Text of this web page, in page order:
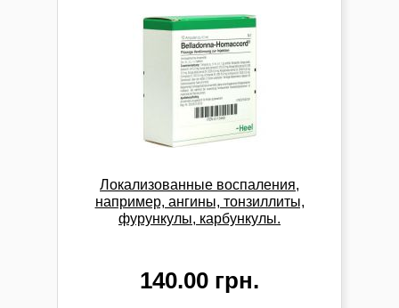
Локализованные воспаления,
например, ангины, тонзиллиты,
фурункулы, карбункулы.
140.00 грн.